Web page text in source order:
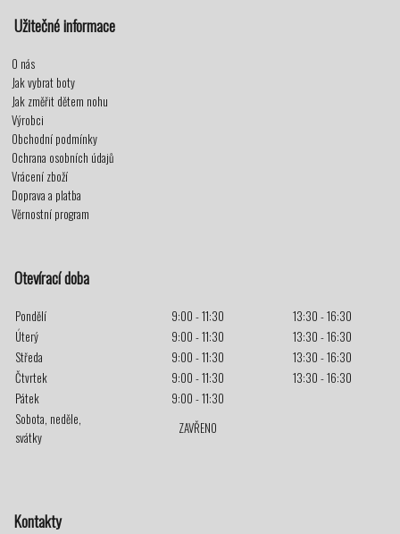
Užitečné informace
O nás
Jak vybrat boty
Jak změřit dětem nohu
Výrobci
Obchodní podmínky
Ochrana osobních údajů
Vrácení zboží
Doprava a platba
Věrnostní program
Otevírací doba
Pondělí 9:00 - 11:30
13:30 - 16:30
Úterý
9:00 - 11:30
13:30 - 16:30
Středa
9:00 - 11:30
13:30 - 16:30
Čtvrtek
9:00 - 11:30
13:30 - 16:30
Pátek
9:00 - 11:30
Sobota, neděle,
svátky
ZAVŘENO
Kontakty